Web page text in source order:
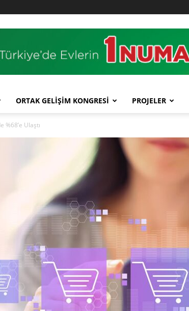
ORTAK GELİŞİM KONGRESİ PROJELER
%68’e Ulaştı